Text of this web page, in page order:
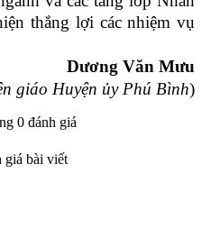
thắng lợi các nhiệm vụ
Dương Văn Mưu
giáo Huyện ủy Phú Bình)
0 đánh giá
giá bài viết